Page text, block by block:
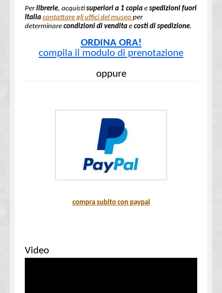
Perlibrerie, acquistisuperiori a 1 copia e spedizioni fuori
Italia contattare gli uffici del museo per
determinare condizioni di vendita e costi di spedizione.
ORDINA ORA!
compila il modulo di prenotazione
oppure
compra subito con paypal
Video